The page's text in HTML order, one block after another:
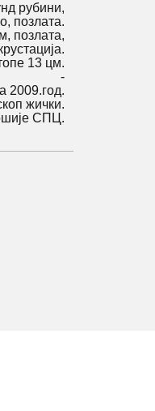
рубини,
позлата.
позлата,
13 цм.
-
2009.год.
жички.
СПЦ.